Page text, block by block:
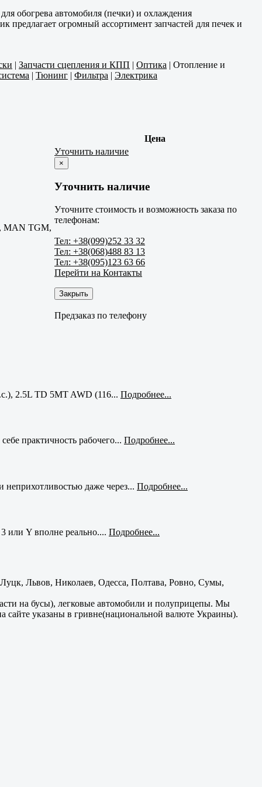
обогрева автомобиля (печки) и охлаждения
огромный ассортимент запчастей для печек и
| Запчасти сцепления и КПП | Оптика | Отопление и
| Тюнинг | Фильтра | Электрика
Цена
MAN TGM,
Уточнить наличие
×
Уточнить наличие
Уточните стоимость и возможность заказа по
телефонам:
Тел: +38(099)252 33 32
Тел: +38(068)488 83 13
Тел: +38(095)123 63 66
Перейти на Контакты
Закрыть
Предзаказ по телефону
2.5L TD 5MT AWD (116... Подробнее...
практичность рабочего... Подробнее...
даже через... Подробнее...
или Y вполне реально.... Подробнее...
Львов, Николаев, Одесса, Полтава, Ровно, Сумы,
на бусы), легковые автомобили и полуприцепы. Мы
сайте указаны в гривне(национальной валюте Украины).